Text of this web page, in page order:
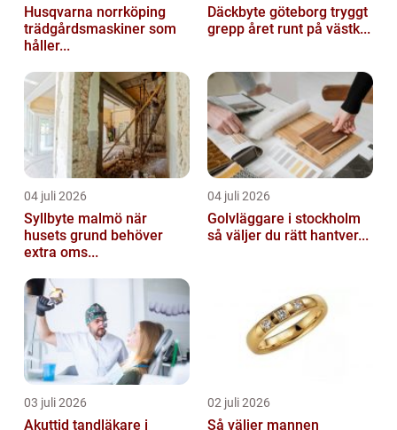
Husqvarna norrköping
trädgårdsmaskiner som
håller...
Däckbyte göteborg tryggt
grepp året runt på västk...
04 juli 2026
Syllbyte malmö när
husets grund behöver
extra oms...
04 juli 2026
Golvläggare i stockholm
så väljer du rätt hantver...
03 juli 2026
Akuttid tandläkare i
02 juli 2026
Så väljer mannen